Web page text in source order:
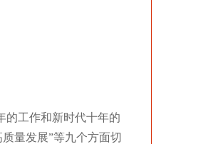
的工作和新时代十年的
量发展”等九个方面切